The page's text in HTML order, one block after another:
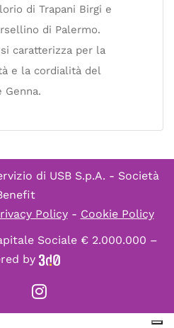
di Trapani Birgi e
di Palermo.
caratterizza per la
e la cordialità del
Genna.
di USB S.p.A. - Società
Policy- Cookie Policy
Sociale € 2.000.000 –
by